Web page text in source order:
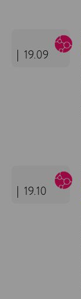
19.09
19.10